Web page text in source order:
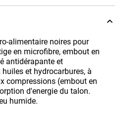
alimentaire noires pour
en microfibre, embout en
antidérapante et
et hydrocarbures, à
compressions (embout en
d'energie du talon.
humide.